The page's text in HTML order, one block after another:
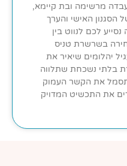
מרשימה ובת קיימא,
הסגנון האישי והערך
לכם לנווט בין
בשרשרת טניס
יהלומים שיאיר את
בלתי נשכחת שתלווה
את הקשר העמוק
את התכשיט המדויק